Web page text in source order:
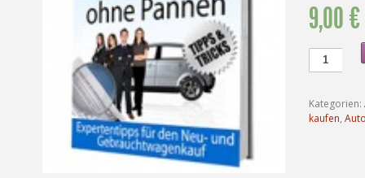
9,00 €
Kategorien:
kaufen,